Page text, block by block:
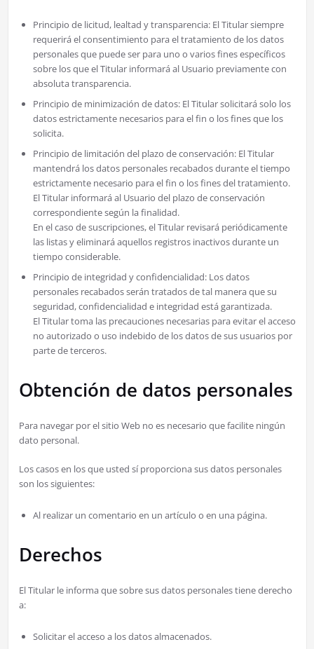
Principio de licitud, lealtad y transparencia: El Titular siempre
requerirá el consentimiento para el tratamiento de los datos
personales que puede ser para uno o varios fines específicos
sobre los que el Titular informará al Usuario previamente con
absoluta transparencia.
Principio de minimización de datos: El Titular solicitará solo los
datos estrictamente necesarios para el fin o los fines que los
solicita.
Principio de limitación del plazo de conservación: El Titular
mantendrá los datos personales recabados durante el tiempo
estrictamente necesario para el fin o los fines del tratamiento.
El Titular informará al Usuario del plazo de conservación
correspondiente según la finalidad.
En el caso de suscripciones, el Titular revisará periódicamente
las listas y eliminará aquellos registros inactivos durante un
tiempo considerable.
Principio de integridad y confidencialidad: Los datos
personales recabados serán tratados de tal manera que su
seguridad, confidencialidad e integridad está garantizada.
El Titular toma las precauciones necesarias para evitar el acceso
no autorizado o uso indebido de los datos de sus usuarios por
parte de terceros.
Obtención de datos personales
Para navegar por el sitio Web no es necesario que facilite ningún
dato personal.
Los casos en los que usted sí proporciona sus datos personales
son los siguientes:
Al realizar un comentario en un artículo o en una página.
Derechos
El Titular le informa que sobre sus datos personales tiene derecho
a:
Solicitar el acceso a los datos almacenados.